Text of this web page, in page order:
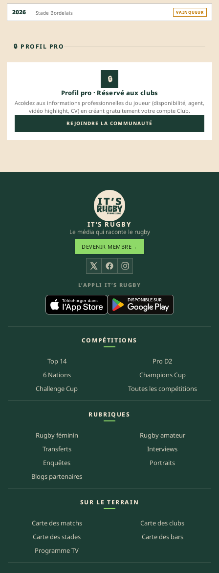
2026 Stade Bordelais VAINQUEUR
🔒 PROFIL PRO
🔒
Profil pro · Réservé aux clubs
Accédez aux informations professionnelles du joueur (disponibilité, agent,
vidéo highlight, CV) en créant gratuitement votre compte Club.
REJOINDRE LA COMMUNAUTÉ
IT’S RUGBY
Le média qui raconte le rugby
DEVENIR MEMBRE→
X FacebookInstagram
L’APPLI IT’S RUGBY
COMPÉTITIONS
Top 14
Pro D2
6 Nations
Champions Cup
Challenge Cup
Toutes les compétitions
RUBRIQUES
Rugby féminin
Rugby amateur
Transferts
Interviews
Enquêtes
Portraits
Blogs partenaires
SUR LE TERRAIN
Carte des matchs
Carte des clubs
Carte des stades
Carte des bars
Programme TV